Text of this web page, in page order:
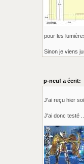
pour les
Sinon je viens
p-neuf a écrit:
J'ai reçu hier
J'ai donc testé